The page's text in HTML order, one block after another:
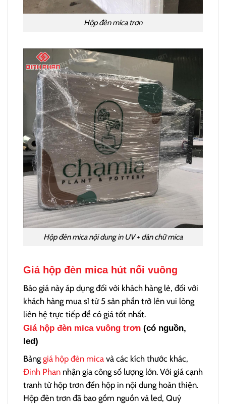
Hộp đèn mica trơn
Hộp đèn mica nội dung in UV + dán chữ mica
Giá hộp đèn mica hút nổi vuông
Báo giá này áp dụng đối với khách hàng lẻ, đối với
khách hàng mua sỉ từ 5 sản phẩn trở lên vui lòng
liên hệ trực tiếp để có giá tốt nhất.
Giá hộp đèn mica vuông trơn (có nguồn,
led)
Bảng giá hộp đèn mica và các kích thước khác,
Đinh Phan nhận gia công số lượng lớn. Với giá cạnh
tranh từ hộp trơn đến hộp in nội dung hoàn thiện.
Hộp đèn trơn đã bao gồm nguồn và led, Quý